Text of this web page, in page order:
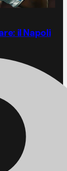
il Napoli